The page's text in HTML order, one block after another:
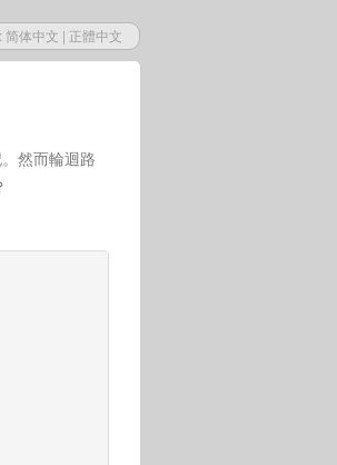
简体中文 | 正體中文
然而輪迴路